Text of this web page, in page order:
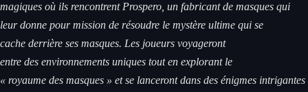
magiques où ils rencontrent Prospero, un fabricant de masques qui
leur donne pour mission de résoudre le mystère ultime qui se
cache derrière ses masques. Les joueurs voyageront
entre des environnements uniques tout en explorant le
« royaume des masques » et se lanceront dans des énigmes intrigantes